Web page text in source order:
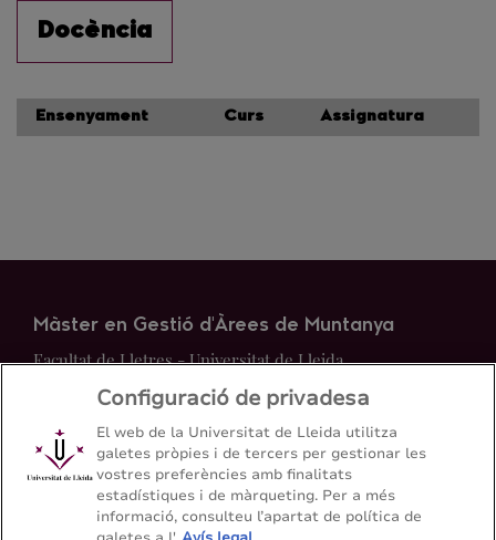
Docència
Ensenyament Curs Assignatura
Màster en Gestió d'Àrees de Muntanya
Facultat de Lletres - Universitat de Lleida
Mapa del web Contacte
+34 973 70 21 31
Configuració de privadesa
El web de la Universitat de Lleida utilitza
galetes pròpies i de tercers per gestionar les
vostres preferències amb finalitats
estadístiques i de màrqueting. Per a més
informació, consulteu l’apartat de política de